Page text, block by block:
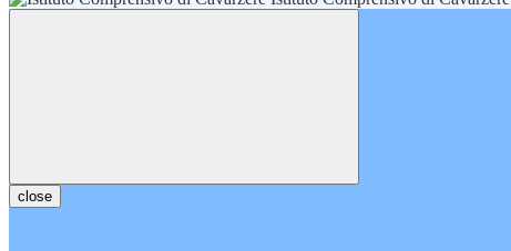
close